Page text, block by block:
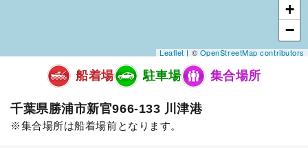
+
−
Leaflet| ©OpenStreetMap contributors
船着場 駐車場 集合場所
千葉県勝浦市新官966-133 川津港
集合場所は船着場前となります。